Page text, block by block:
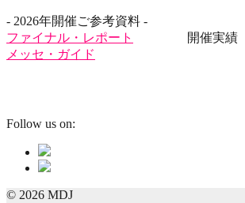
- 2026年開催ご参考資料 -
ファイナル・レポート
開催実績
メッセ・ガイド
Follow us on:
© 2026 MDJ